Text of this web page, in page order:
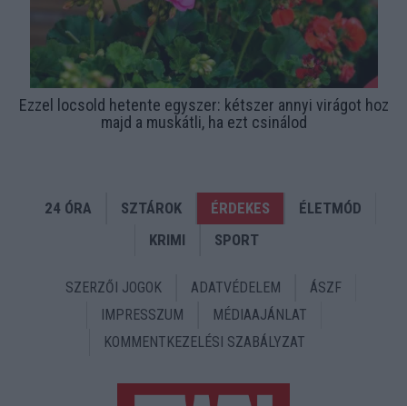
Ezzel locsold hetente egyszer: kétszer annyi virágot hoz
majd a muskátli, ha ezt csinálod
24 ÓRA SZTÁROK ÉRDEKES
ÉLETMÓD
KRIMI
SPORT
SZERZŐI JOGOK ADATVÉDELEM
ÁSZF
IMPRESSZUM
MÉDIAAJÁNLAT
KOMMENTKEZELÉSI SZABÁLYZAT